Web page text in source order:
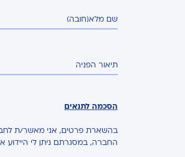
שם מלא(חובה)
תיאור הפניה
הסכמה לתנאים
בהשארת פרטים, אני מאשר/ת
החברה, במסגרתם ניתן לי היידוע